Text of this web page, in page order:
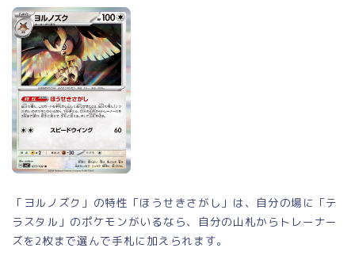
「ヨルノズク」の特性「ほうせきさがし」は、自分の場に「テ
ラスタル」のポケモンがいるなら、自分の山札からトレーナー
ズを2枚まで選んで手札に加えられます。